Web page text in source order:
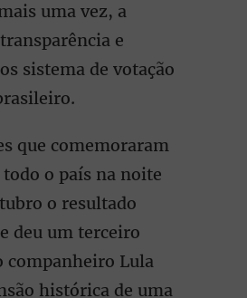
uma vez, a
e
sistema de votação
que comemoraram
todo o país na noite
o resultado
deu um terceiro
companheiro Lula
histórica de uma